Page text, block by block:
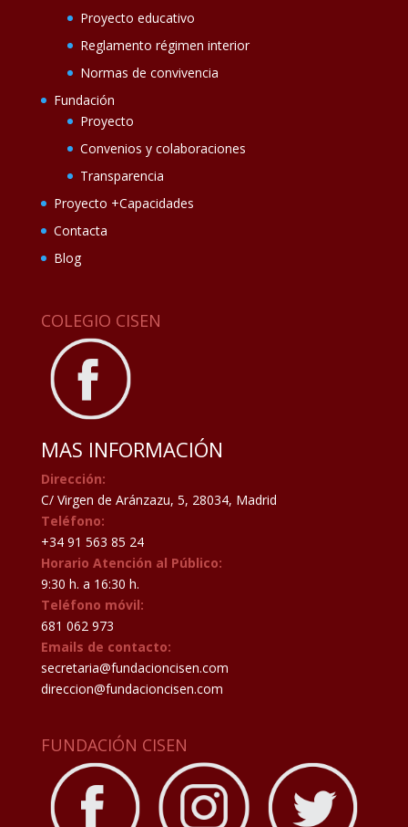
Proyecto educativo
Reglamento régimen interior
Normas de convivencia
Fundación
Proyecto
Convenios y colaboraciones
Transparencia
Proyecto +Capacidades
Contacta
Blog
COLEGIO CISEN
MAS INFORMACIÓN
Dirección:
C/ Virgen de Aránzazu, 5, 28034, Madrid
Teléfono:
+34 91 563 85 24
Horario Atención al Público:
9:30 h. a 16:30 h.
Teléfono móvil:
681 062 973
Emails de contacto:
secretaria@fundacioncisen.com
direccion@fundacioncisen.com
FUNDACIÓN CISEN